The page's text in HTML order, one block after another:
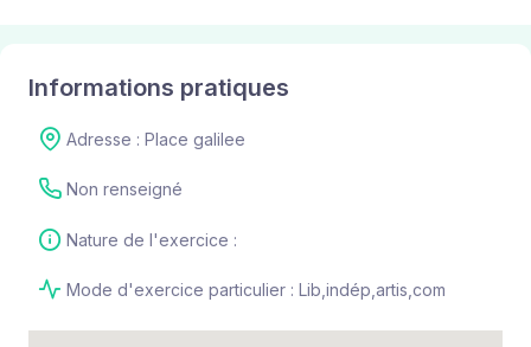
Informations pratiques
Adresse : Place galilee
Non renseigné
Nature de l'exercice :
Mode d'exercice particulier : Lib,indép,artis,com